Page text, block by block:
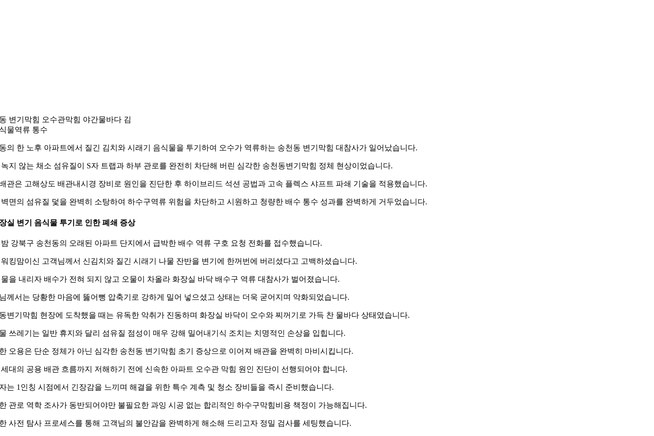
변기막힘 오수관막힘 야간물바다 김
물역류 통수
의 한 노후 아파트에서 질긴 김치와 시래기 음식물을 투기하여 오수가 역류하는 송천동 변기막힘 대참사가 일어났습니다.
지 않는 채소 섬유질이 S자 트랩과 하부 관로를 완전히 차단해 버린 심각한 송천동변기막힘 정체 현상이었습니다.
관은 고해상도 배관내시경 장비로 원인을 진단한 후 하이브리드 석션 공법과 고속 플렉스 샤프트 파쇄 기술을 적용했습니다.
면의 섬유질 덫을 완벽히 소탕하여 하수구역류 위험을 차단하고 시원하고 청량한 배수 통수 성과를 완벽하게 거두었습니다.
실 변기 음식물 투기로 인한 폐쇄 증상
강북구 송천동의 오래된 아파트 단지에서 급박한 배수 역류 구호 요청 전화를 접수했습니다.
워킹맘이신 고객님께서 신김치와 질긴 시래기 나물 잔반을 변기에 한꺼번에 버리셨다고 고백하셨습니다.
을 내리자 배수가 전혀 되지 않고 오물이 차올라 화장실 바닥 배수구 역류 대참사가 벌어졌습니다.
께서는 당황한 마음에 뚫어뻥 압축기로 강하게 밀어 넣으셨고 상태는 더욱 굳어지며 악화되었습니다.
변기막힘 현장에 도착했을 때는 유독한 악취가 진동하며 화장실 바닥이 오수와 찌꺼기로 가득 찬 물바다 상태였습니다.
쓰레기는 일반 휴지와 달리 섬유질 점성이 매우 강해 밀어내기식 조치는 치명적인 손상을 입힙니다.
오용은 단순 정체가 아닌 심각한 송천동 변기막힘 초기 증상으로 이어져 배관을 완벽히 마비시킵니다.
대의 공용 배관 흐름까지 저해하기 전에 신속한 아파트 오수관 막힘 원인 진단이 선행되어야 합니다.
는 1인칭 시점에서 긴장감을 느끼며 해결을 위한 특수 계측 및 청소 장비들을 즉시 준비했습니다.
관로 역학 조사가 동반되어야만 불필요한 과잉 시공 없는 합리적인 하수구막힘비용 책정이 가능해집니다.
사전 탐사 프로세스를 통해 고객님의 불안감을 완벽하게 해소해 드리고자 정밀 검사를 세팅했습니다.